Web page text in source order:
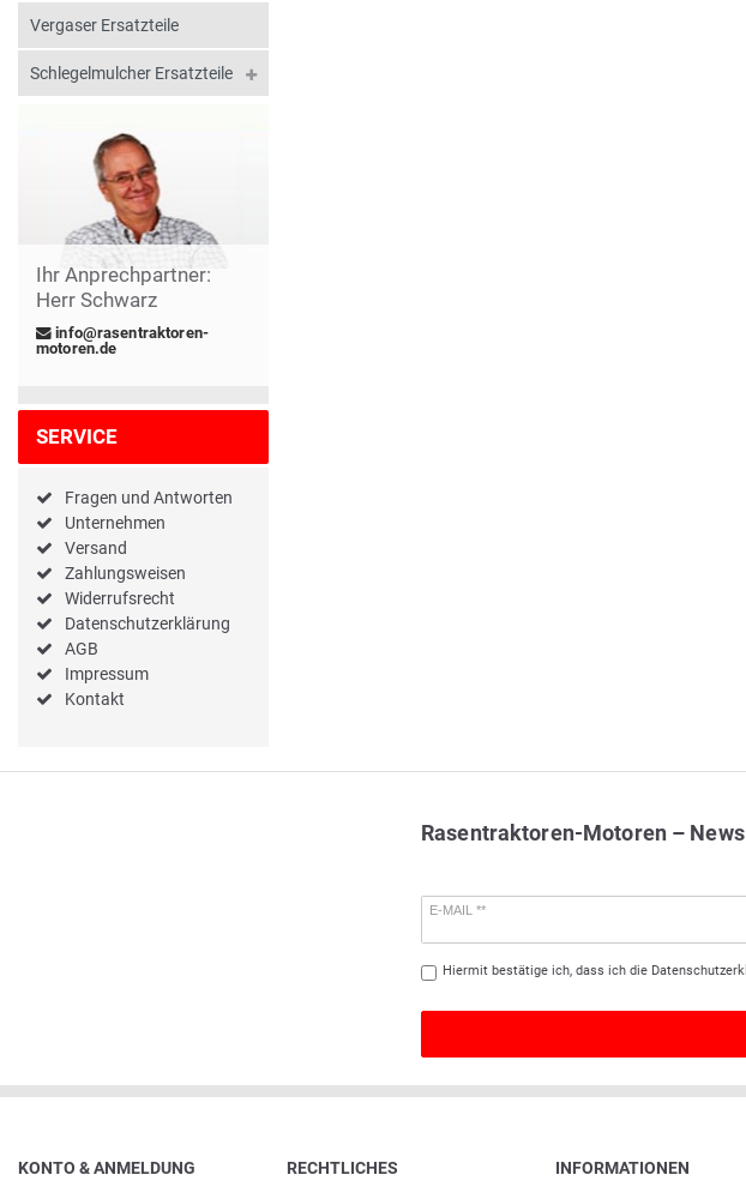
Vergaser Ersatzteile
Schlegelmulcher Ersatzteile
Ihr Anprechpartner:
Herr Schwarz
info@rasentraktoren-
motoren.de
SERVICE
Fragen und Antworten
Unternehmen
Versand
Zahlungsweisen
Widerrufsrecht
Datenschutzerklärung
AGB
Impressum
Kontakt
Rasentraktoren-Motoren –
E-MAIL **
Hiermit bestätige ich, dass ich die
KONTO & ANMELDUNG RECHTLICHES INFORMATIONEN